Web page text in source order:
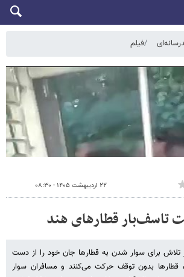
فیلم
۲۲ اردیبهشت ۱۴۰۵ - ۰۸:۳۰
تاسف‌بار قطارهای هند
روز ۶ نفر در تلاش برای سوار شدن به قطارها جان خود را از دست
قطارها بدون توقف حرکت می‌کنند و مسافران سوار